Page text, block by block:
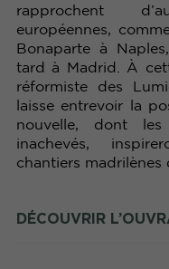
rapprochent
européennes,
Bonaparte à
tard à Madrid. À
réformiste des
laisse entrevoir la
nouvelle, dont les
inachevés,
chantiers madrilènes
DÉCOUVRIR